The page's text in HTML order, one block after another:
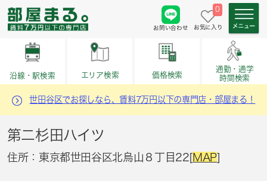
お問い合わせ
0
お気に入り
沿線・駅検索 エリア検索 価格検索
通勤・通学
時間検索
世田谷区でお探しなら、賃料7万円以下の専門店・部屋まる！
第二杉田ハイツ
住所：東京都世田谷区北烏山８丁目22[MAP]